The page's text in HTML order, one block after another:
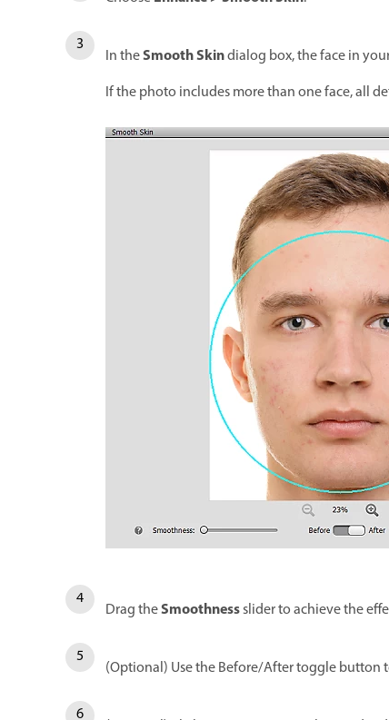
In theSmooth Skindialog box, the face in
If the photo includes more than one face, all
Drag theSmoothnessslider to achieve the
(Optional) Use the Before/After toggle button